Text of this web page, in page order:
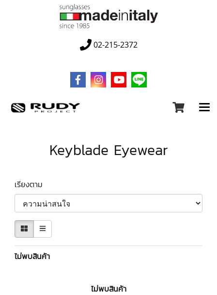
02-215-2372
Keyblade Eyewear
เรียงตาม
ไม่พบสินค้า
ไม่พบสินค้า